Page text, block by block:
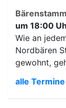
um 18:00
Wie an
Nordbären
gewohnt,
alle Termine